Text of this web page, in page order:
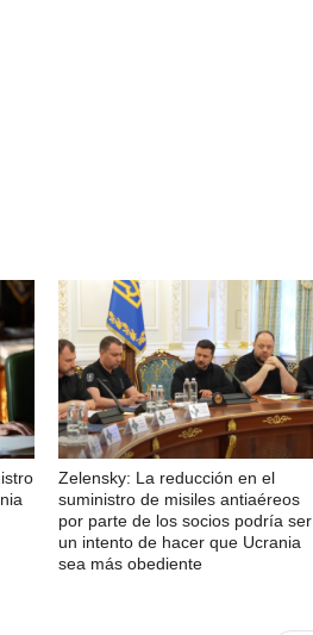
Zelensky: La reducción en el
suministro de misiles antiaéreos
por parte de los socios podría ser
un intento de hacer que Ucrania
sea más obediente